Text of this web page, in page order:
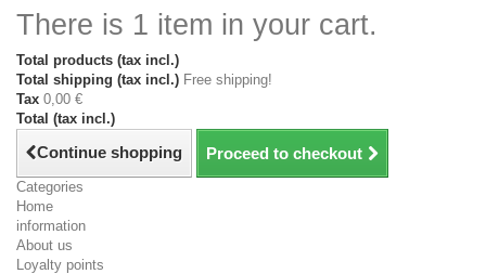
There is 1 item in your cart.
Total products (tax incl.)
Total shipping (tax incl.) Free shipping!
Tax 0,00 €
Total (tax incl.)
Continue shopping Proceed to checkout
Categories
Home
information
About us
Loyalty points